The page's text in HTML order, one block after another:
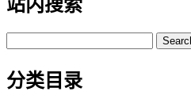
站内搜索
for:
分类目录